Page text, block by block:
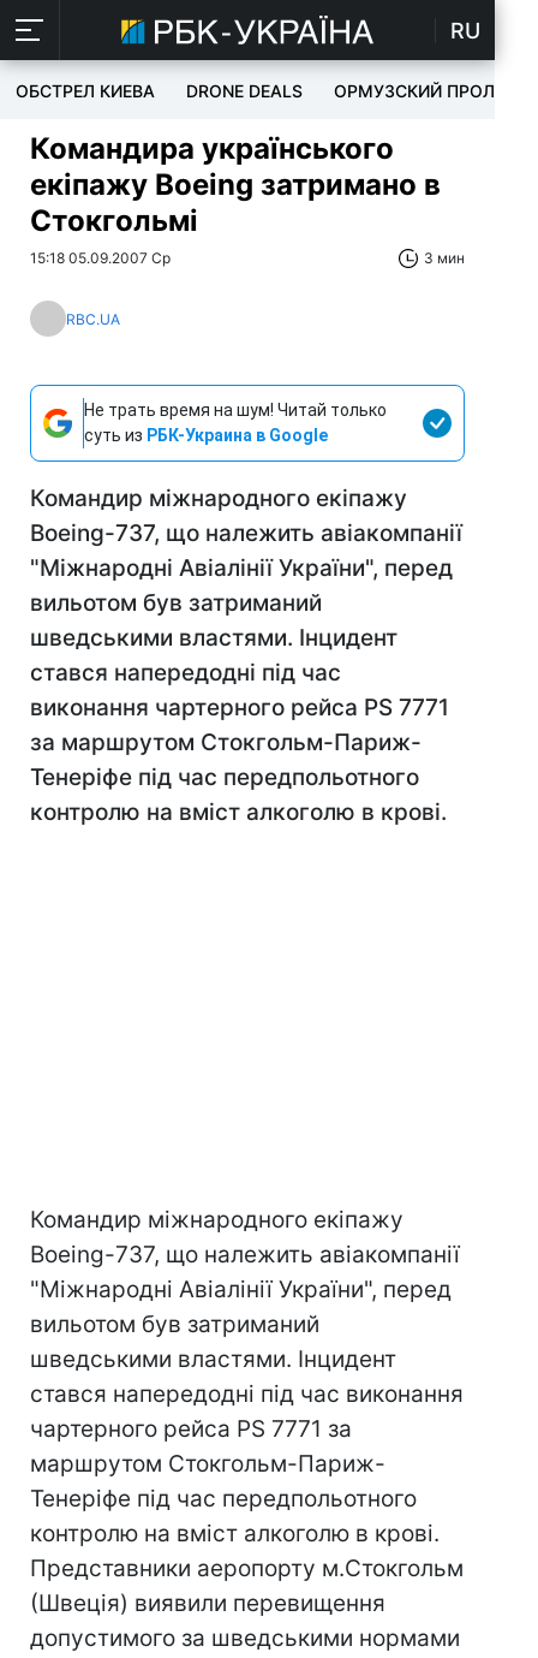
RU
ОБСТРЕЛ КИЕВА DRONE DEALS ОРМУЗСКИЙ ПРОЛИВ
Командира українського
екіпажу Boeing затримано в
Стокгольмі
15:18 05.09.2007 Ср 3 мин
RBC.UA
Не трать время на шум! Читай только
суть из РБК-Украина в Google
Командир міжнародного екіпажу
Boeing-737, що належить авіакомпанії
"Міжнародні Авіалінії України", перед
вильотом був затриманий
шведськими властями. Інцидент
стався напередодні під час
виконання чартерного рейса PS 7771
за маршрутом Стокгольм-Париж-
Тенеріфе під час передпольотного
контролю на вміст алкоголю в крові.
Командир міжнародного екіпажу
Boeing-737, що належить авіакомпанії
"Міжнародні Авіалінії України", перед
вильотом був затриманий
шведськими властями. Інцидент
стався напередодні під час виконання
чартерного рейса PS 7771 за
маршрутом Стокгольм-Париж-
Тенеріфе під час передпольотного
контролю на вміст алкоголю в крові.
Представники аеропорту м.Стокгольм
(Швеція) виявили перевищення
допустимого за шведськими нормами